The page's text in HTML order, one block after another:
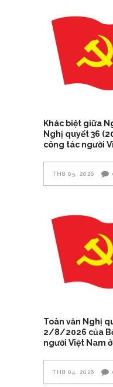
Khác biệt giữa
Nghị quyết 36
công tác người
TH8 05, 2026
Toàn văn Nghị
2/8/2026 của
người Việt Nam
TH8 04, 2026